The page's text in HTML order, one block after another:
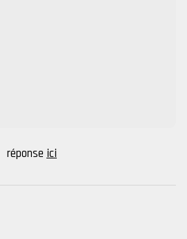
réponse ici